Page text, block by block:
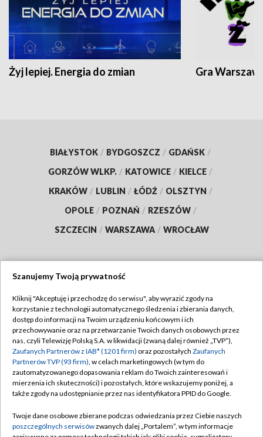
Żyj lepiej. Energia do zmian Gra
BIAŁYSTOK / BYDGOSZCZ / GDAŃSK /
GORZÓW WLKP. / KATOWICE / KIELCE /
KRAKÓW / LUBLIN / ŁÓDŹ / OLSZTYN /
OPOLE / POZNAŃ / RZESZÓW /
SZCZECIN / WARSZAWA / WROCŁAW
TVP
Abonament TVP
Emisja w TVP
Centrum informacji TVP
Naziemna Telewizja Cyfrowa
Rada Programowa
Regulamin TVP
Polityka prywatności
Moje zgody
Pomoc
Kontakt
Szanujemy Twoją prywatność
Kliknij "Akceptuję i przechodzę do serwisu", aby wyrazić zgody na
korzystanie z technologii automatycznego śledzenia i zbierania danych,
dostęp do informacji na Twoim urządzeniu końcowym i ich
przechowywanie oraz na przetwarzanie Twoich danych osobowych przez
nas, czyli Telewizję Polską S.A. w likwidacji (zwaną dalej również „TVP”),
Zaufanych Partnerów z IAB* (1201 firm) oraz pozostałych Zaufanych
Partnerów TVP (93 firm), w celach marketingowych (w tym do
zautomatyzowanego dopasowania reklam do Twoich zainteresowań i
mierzenia ich skuteczności) i pozostałych, które wskazujemy poniżej, a
także zgody na udostępnianie przez nas identyfikatora PPID do Google.
Twoje dane osobowe zbierane podczas odwiedzania przez Ciebie naszych
poszczególnych serwisówzwanych dalej „Portalem”, w tym informacje